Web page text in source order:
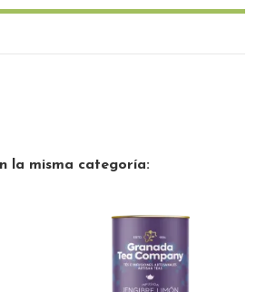
la misma categoría: